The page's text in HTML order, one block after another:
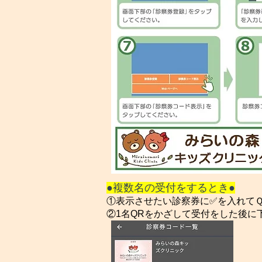
●複数名の受付をするとき●
①表示させたい診察券に✅を入れて
②1名QRをかざして受付をした後に